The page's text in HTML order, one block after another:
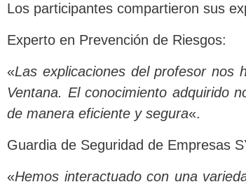
Los participantes compartieron sus
Experto en Prevención de Riesgos:
«Las explicaciones del profesor nos
Ventana. El conocimiento adquirido
de manera eficiente y segura«.
Guardia de Seguridad de Empresas
«Hemos interactuado con una